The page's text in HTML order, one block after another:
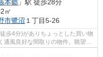
本郷 」駅 徒歩28分
㎡
市鷺沼 １丁目5-26
歩4分)がありちょっとした買い物
通風良好な間取りの物件。眺望良